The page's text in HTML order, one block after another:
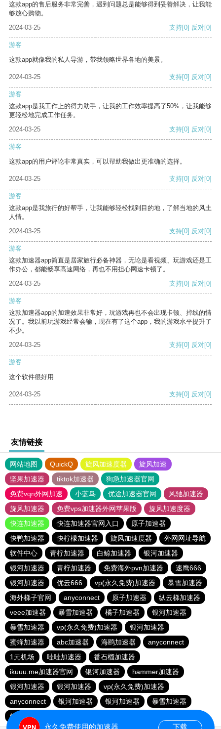
这款app的售后服务非常完善，遇到问题总是能够得到妥善解决，让我能
够放心购物。
2024-03-25
支持[0] 反对[0]
游客
这款app就像我的私人导游，带我领略世界各地的美景。
2024-03-25 支持[0] 反对[0]
游客
这款app是我工作上的得力助手，让我的工作效率提高了50%，让我能够
更轻松地完成工作任务。
2024-03-25
支持[0] 反对[0]
游客
这款app的用户评论非常真实，可以帮助我做出更准确的选择。
2024-03-25 支持[0] 反对[0]
游客
这款app是我旅行的好帮手，让我能够轻松找到目的地，了解当地的风土
人情。
2024-03-25
支持[0] 反对[0]
游客
这款加速器app简直是居家旅行必备神器，无论是看视频、玩游戏还是工
作办公，都能畅享高速网络，再也不用担心网速卡顿了。
2024-03-25
支持[0] 反对[0]
游客
这款加速器app的加速效果非常好，玩游戏再也不会出现卡顿、掉线的情
况了。我以前玩游戏经常会输，现在有了这个app，我的游戏水平提升了
不少。
2024-03-25
支持[0] 反对[0]
游客
这个软件很好用
2024-03-25 支持[0] 反对[0]
友情链接
网站地图 QuickQ 旋风加速度器
旋风加速
坚果加速器
tiktok加速器
狗急加速器官网
免费vqn外网加速
小蓝鸟 优途加速器官网
风驰加速器
旋风加速器
免费vps加速器外网苹果版
旋风加速度器
快连加速器
快连加速器官网入口
原子加速器
快鸭加速器
快柠檬加速器 旋风加速度器
外网网址导航
软件中心
青柠加速器 白鲸加速器
银河加速器
银河加速器
青柠加速器 免费海外pvn加速器
速鹰666
银河加速器
优云666 vp(永久免费)加速器
暴雪加速器
海外梯子官网
anyconnect 原子加速器
纵云梯加速器
veee加速器
暴雪加速器 橘子加速器
银河加速器
暴雪加速器
vp(永久免费)加速器
银河加速器
蜜蜂加速器
abc加速器 海鸥加速器
anyconnect
1元机场
哇哇加速器
番石榴加速器
ikuuu.me加速器官网
银河加速器
hammer加速器
银河加速器
银河加速器
vp(永久免费)加速器
anyconnect
银河加速器 银河加速器
暴雪加速器
银河加速器
永久免费使用的加速器 下载